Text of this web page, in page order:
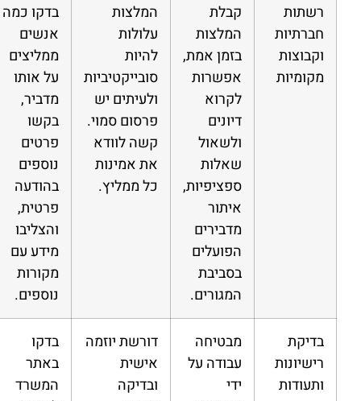
רשתות
חברתיות
וקבוצות
מקומיות
קבלת
המלצות
בזמן אמת,
אפשרות
לקרוא
דיונים
ולשאול
שאלות
ספציפיות,
איתור
מדבירים
הפועלים
בסביבת
המגורים.
המלצות
עלולות
להיות
סובייקטיביות
ולעיתים יש
פרסום סמוי.
קשה לוודא
את אמינות
כל ממליץ.
בדקו כמה
אנשים
ממליצים
על אותו
מדביר,
בקשו
פרטים
נוספים
בהודעה
פרטית,
והצליבו
מידע עם
מקורות
נוספים.
בדיקת
רישיונות
ותעודות
מבטיחה
עבודה על
ידי
דורשת יוזמה
אישית
ובדיקה
בדקו
באתר
המשרד